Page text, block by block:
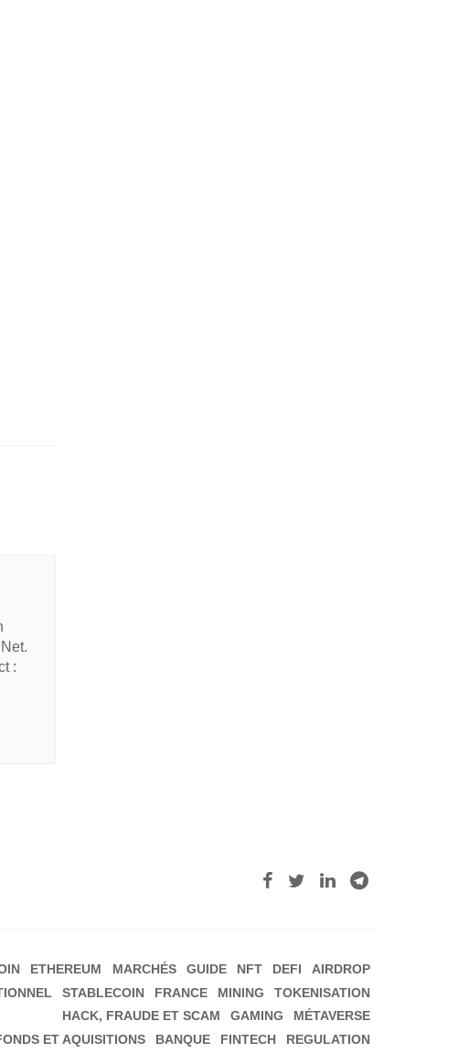
:
ETHEREUM MARCHÉS GUIDE NFT DEFI
AIRDROP
STABLECOIN FRANCE MINING
TOKENISATION
HACK, FRAUDE ET SCAM
GAMING
MÉTAVERSE
ET AQUISITIONS
BANQUE FINTECH REGULATION